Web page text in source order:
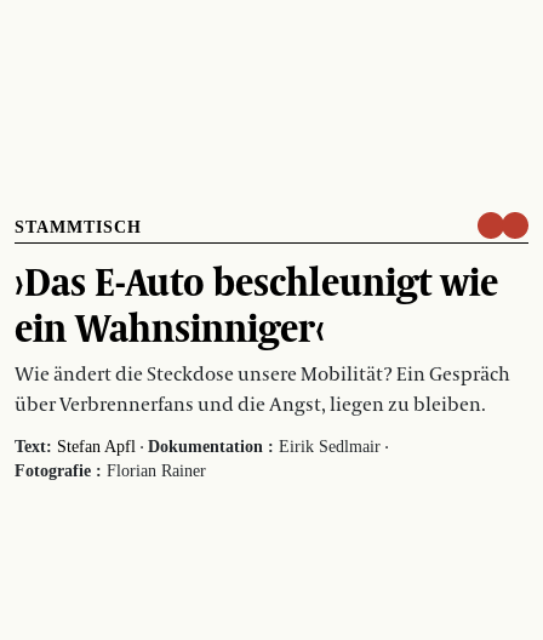
STAMMTISCH
›Das E-Auto beschleunigt wie
ein Wahnsinniger‹
Wie ändert die Steckdose unsere Mobilität? Ein Gespräch
über Verbrennerfans und die Angst, liegen zu bleiben.
Text: Stefan Apfl · Dokumentation : Eirik Sedlmair ·
Fotografie : Florian Rainer